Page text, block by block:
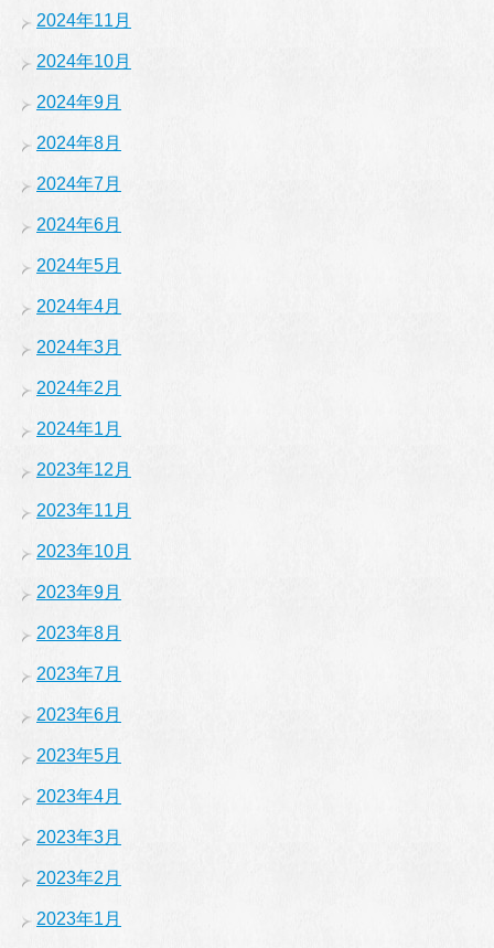
2024年11月
2024年10月
2024年9月
2024年8月
2024年7月
2024年6月
2024年5月
2024年4月
2024年3月
2024年2月
2024年1月
2023年12月
2023年11月
2023年10月
2023年9月
2023年8月
2023年7月
2023年6月
2023年5月
2023年4月
2023年3月
2023年2月
2023年1月